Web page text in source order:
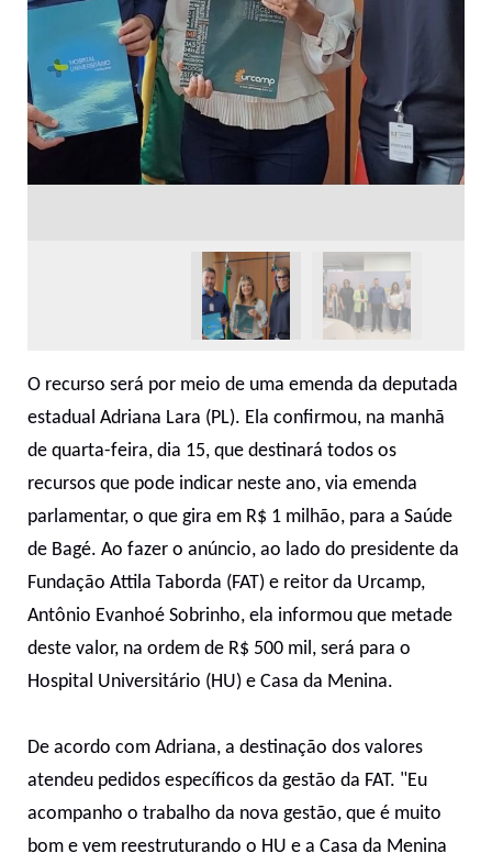
O recurso será por meio de uma emenda da deputada
estadual Adriana Lara (PL). Ela confirmou, na manhã
de quarta-feira, dia 15, que destinará todos os
recursos que pode indicar neste ano, via emenda
parlamentar, o que gira em R$ 1 milhão, para a Saúde
de Bagé. Ao fazer o anúncio, ao lado do presidente da
Fundação Attila Taborda (FAT) e reitor da Urcamp,
Antônio Evanhoé Sobrinho, ela informou que metade
deste valor, na ordem de R$ 500 mil, será para o
Hospital Universitário (HU) e Casa da Menina.
De acordo com Adriana, a destinação dos valores
atendeu pedidos específicos da gestão da FAT. "Eu
acompanho o trabalho da nova gestão, que é muito
bom e vem reestruturando o HU e a Casa da Menina